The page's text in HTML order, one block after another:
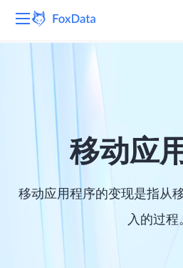
产品
解决方案 移动应
移动应用程序的变现是指从
入的过程。